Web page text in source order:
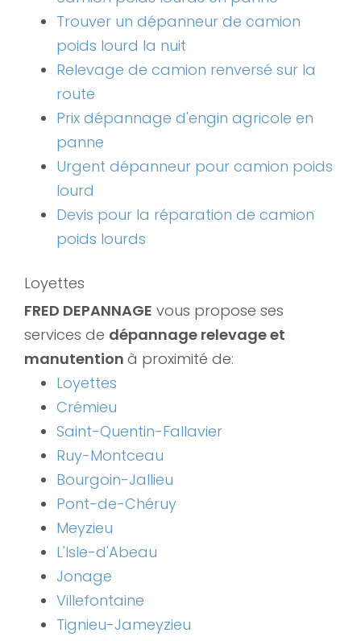
Trouver un dépanneur de camion
poids lourd la nuit
Relevage de camion renversé sur la
route
Prix dépannage d'engin agricole en
panne
Urgent dépanneur pour camion poids
lourd
Devis pour la réparation de camion
poids lourds
Loyettes
FRED DEPANNAGE vous propose ses
services de dépannage relevage et
manutention à proximité de:
Loyettes
Crémieu
Saint-Quentin-Fallavier
Ruy-Montceau
Bourgoin-Jallieu
Pont-de-Chéruy
Meyzieu
L'Isle-d'Abeau
Jonage
Villefontaine
Tignieu-Jameyzieu